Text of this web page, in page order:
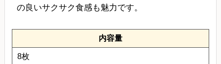
の良いサクサク食感も魅力です。
内容量
8枚